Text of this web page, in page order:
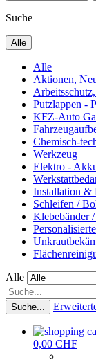
Suche
Alle
Alle
Aktionen,
Putzlappen -
KFZ-Auto
Chemisch-
Werkzeug
Elektro -
Installation &
Schleifen /
Klebebänder
Alle
Suche...
0,00 CHF